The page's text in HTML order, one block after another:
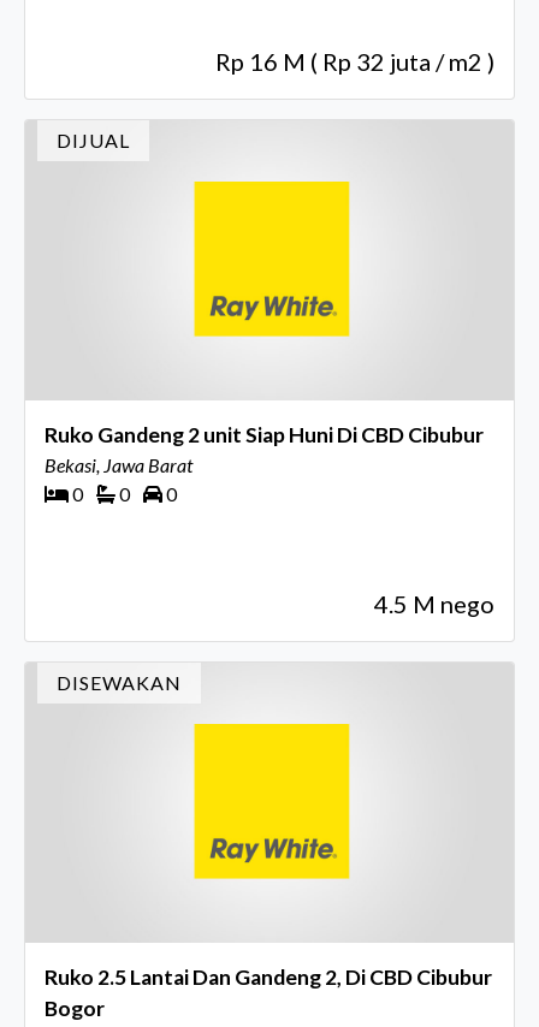
Rp 16 M ( Rp 32 juta / m2 )
DIJUAL
Ruko Gandeng 2 unit Siap Huni Di CBD Cibubur
Bekasi, Jawa Barat
0
0 0
4.5 M nego
DISEWAKAN
Ruko 2.5 Lantai Dan Gandeng 2, Di CBD Cibubur
Bogor